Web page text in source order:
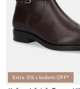
Extra -5% s kodom: OFF*